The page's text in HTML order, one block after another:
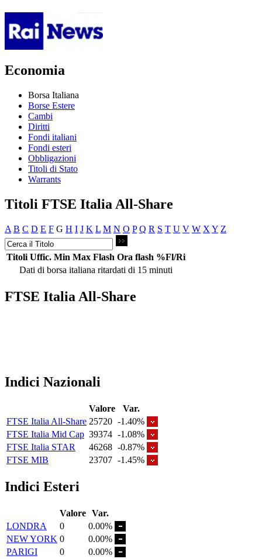
Economia
Borsa Italiana
Borse Estere
Cambi
Diritti
Fondi italiani
Fondi esteri
Obbligazioni
Titoli di Stato
Warrants
Titoli FTSE Italia All-Share
A B C D E F G H I J K L M N O P Q R S T U V W X Y Z
Titoli Uffic. Min Max Flash Ora flash %Fl/Ri
Dati di borsa italiana ritardati di 15 minuti
FTSE Italia All-Share
Indici Nazionali
Valore
Var.
FTSE Italia All-Share 25720 -1.40%
FTSE Italia Mid Cap 39374 -1.08%
FTSE Italia STAR
46268 -0.87%
FTSE MIB
23707 -1.45%
Indici Esteri
Valore Var.
LONDRA
0
0.00%
NEW YORK 0
0.00%
PARIGI
0
0.00%